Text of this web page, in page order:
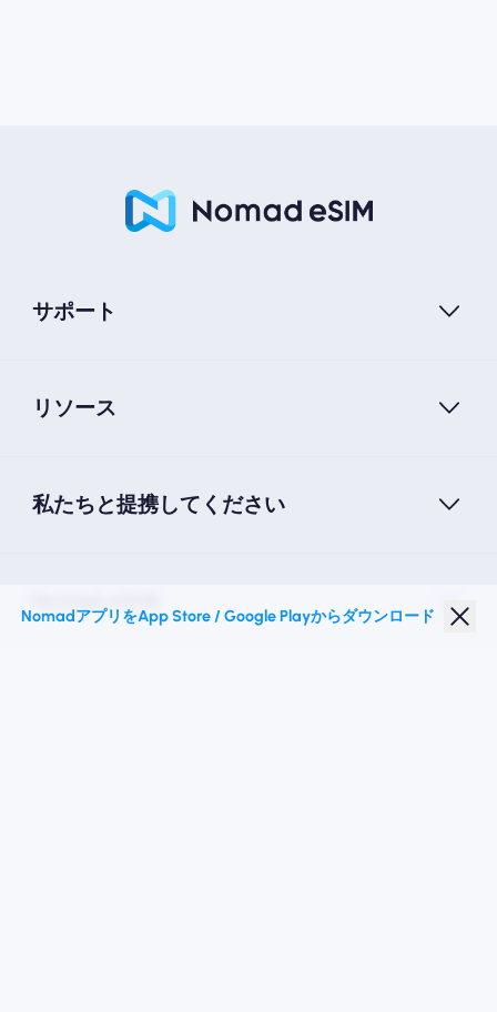
サポート
リソース
私たちと提携してください
NomadアプリをApp Store / Google Playからダウンロード